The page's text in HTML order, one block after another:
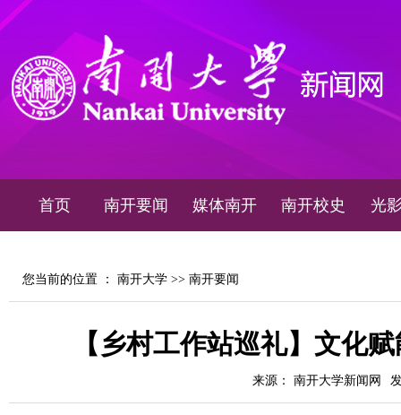
首页 南开要闻 媒体南开 南开校史 光
您当前的位置 ： 南开大学 >> 南开要闻
【乡村工作站巡礼】文化
来源： 南开大学新闻网